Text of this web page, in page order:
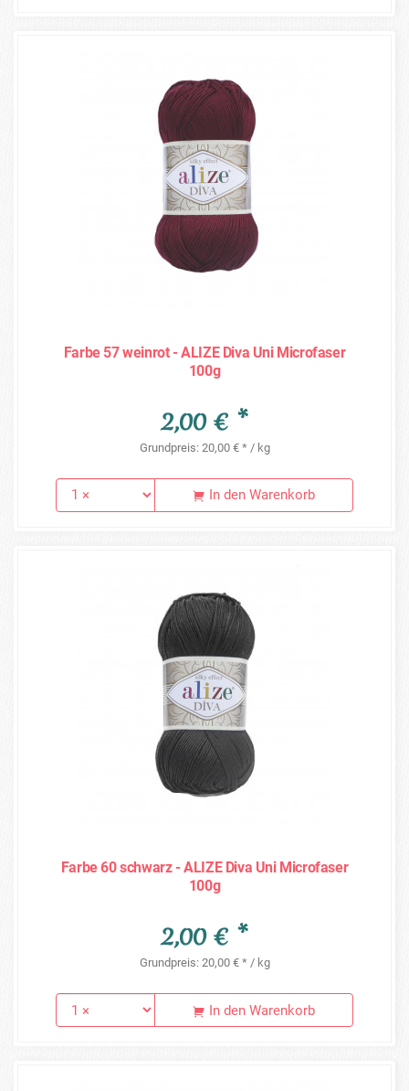
Farbe 57 weinrot - ALIZE Diva Uni Microfaser
100g
2,00 € *
Grundpreis: 20,00 € * / kg
In den Warenkorb
Farbe 60 schwarz - ALIZE Diva Uni Microfaser
100g
2,00 € *
Grundpreis: 20,00 € * / kg
In den Warenkorb